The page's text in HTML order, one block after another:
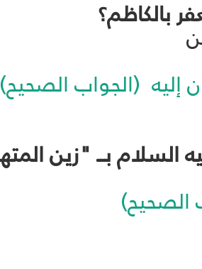
إليه (الجواب الصحيح)
الصحيح)